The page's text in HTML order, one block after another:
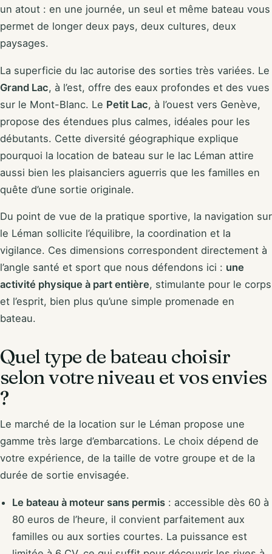
un atout : en une journée, un seul et même bateau vous
permet de longer deux pays, deux cultures, deux
paysages.
La superficie du lac autorise des sorties très variées. Le
Grand Lac, à l’est, offre des eaux profondes et des vues
sur le Mont-Blanc. Le Petit Lac, à l’ouest vers Genève,
propose des étendues plus calmes, idéales pour les
débutants. Cette diversité géographique explique
pourquoi la location de bateau sur le lac Léman attire
aussi bien les plaisanciers aguerris que les familles en
quête d’une sortie originale.
Du point de vue de la pratique sportive, la navigation sur
le Léman sollicite l’équilibre, la coordination et la
vigilance. Ces dimensions correspondent directement à
l’angle santé et sport que nous défendons ici : une
activité physique à part entière, stimulante pour le corps
et l’esprit, bien plus qu’une simple promenade en
bateau.
Quel type de bateau choisir
selon votre niveau et vos envies
?
Le marché de la location sur le Léman propose une
gamme très large d’embarcations. Le choix dépend de
votre expérience, de la taille de votre groupe et de la
durée de sortie envisagée.
Le bateau à moteur sans permis: accessible dès 60 à
80 euros de l’heure, il convient parfaitement aux
familles ou aux sorties courtes. La puissance est